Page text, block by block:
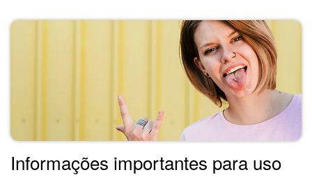
Informações importantes para uso